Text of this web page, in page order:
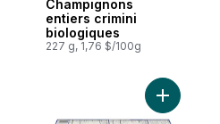
Champignons
entiers crimini
biologiques
227 g, 1,76 $/100g
Fraises, quart au panier Ajouter